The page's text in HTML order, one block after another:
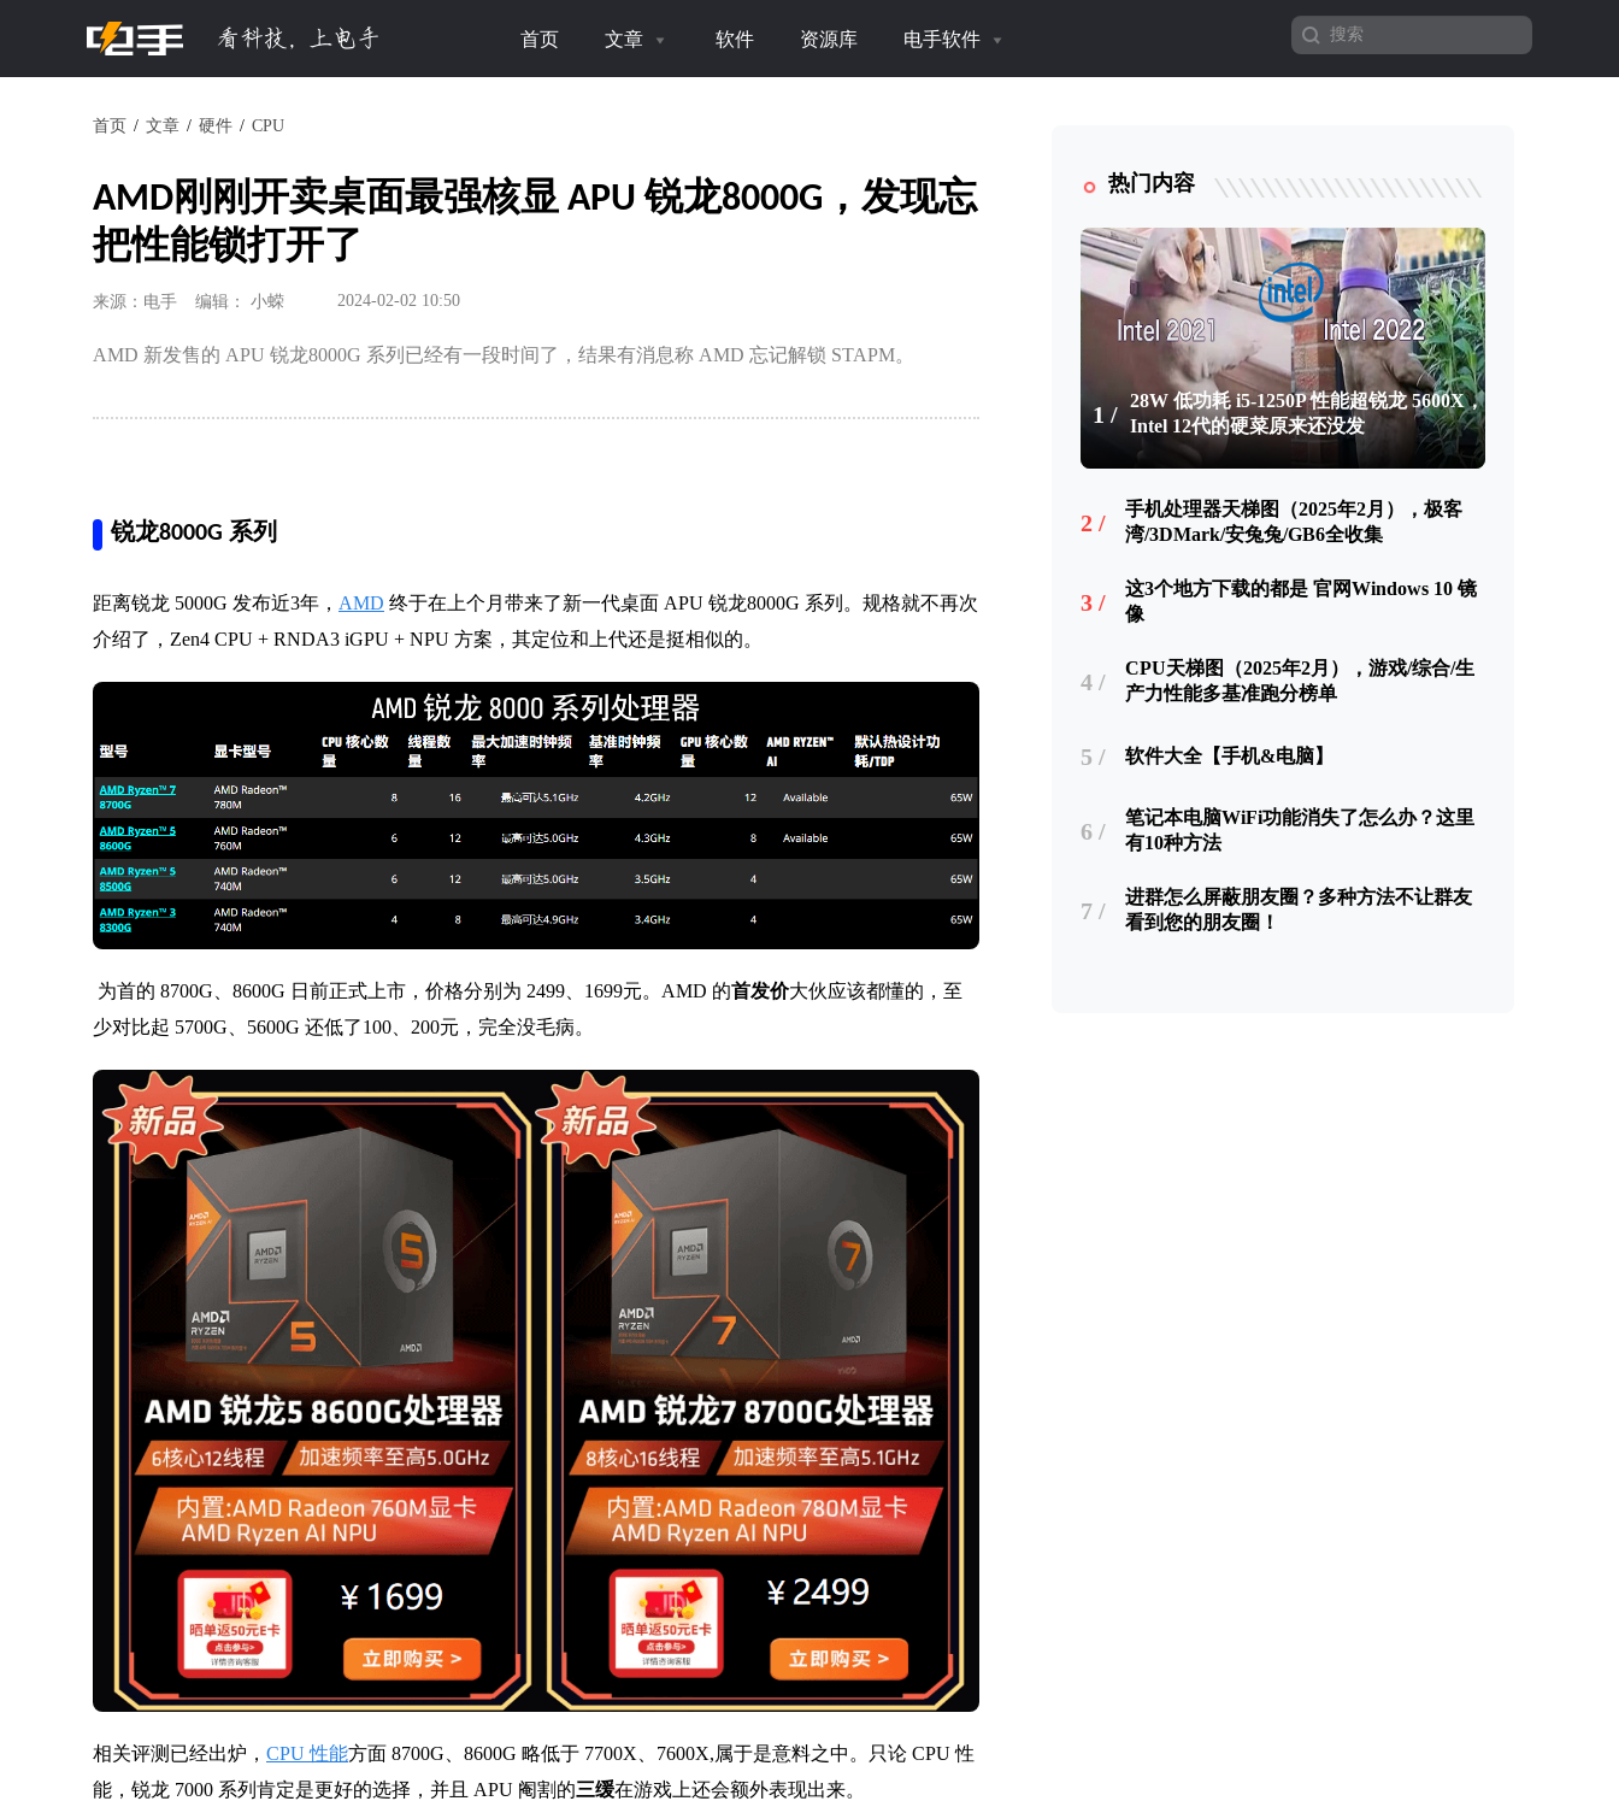
首页 文章 软件 资源库 电手软件
首页 文章 硬件 CPU
​AMD刚刚开卖桌面最强核显 APU 锐龙8000G，发现忘
把性能锁打开了
来源：电手 编辑： 小蝾 2024-02-02 10:50
AMD 新发售的 APU 锐龙8000G 系列已经有一段时间了，结果有消息称 AMD 忘记解锁 STAPM。
锐龙8000G 系列
距离锐龙 5000G 发布近3年， AMD 终于在上个月带来了新一代桌面 APU 锐龙8000G 系列。规格就不再次
介绍了，Zen4 CPU + RNDA3 iGPU + NPU 方案，其定位和上代还是挺相似的。
为首的 8700G、8600G 日前正式上市，价格分别为 2499、1699元。AMD 的首发价大伙应该都懂的，至
少对比起 5700G、5600G 还低了100、200元，完全没毛病。
相关评测已经出炉， CPU 性能方面 8700G、8600G 略低于 7700X、7600X,属于是意料之中。只论 CPU 性
能，锐龙 7000 系列肯定是更好的选择，并且 APU 阉割的三缓在游戏上还会额外表现出来。
热门内容
1 /
28W 低功耗 i5-1250P 性能超锐龙 5600X，
Intel 12代的硬菜原来还没发
2 /
手机处理器天梯图（2025年2月），极客
湾/3DMark/安兔兔/GB6全收集
3 /
这3个地方下载的都是 官网Windows 10 镜
像
4 /
CPU天梯图（2025年2月），游戏/综合/生
产力性能多基准跑分榜单
5 / 软件大全【手机&电脑】
6 /
笔记本电脑WiFi功能消失了怎么办？这里
有10种方法
7 /
进群怎么屏蔽朋友圈？多种方法不让群友
看到您的朋友圈！